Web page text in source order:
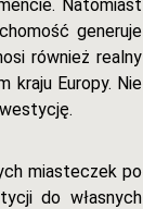
Natomiast
generuje
również realny
kraju Europy. Nie
miasteczek po
do własnych